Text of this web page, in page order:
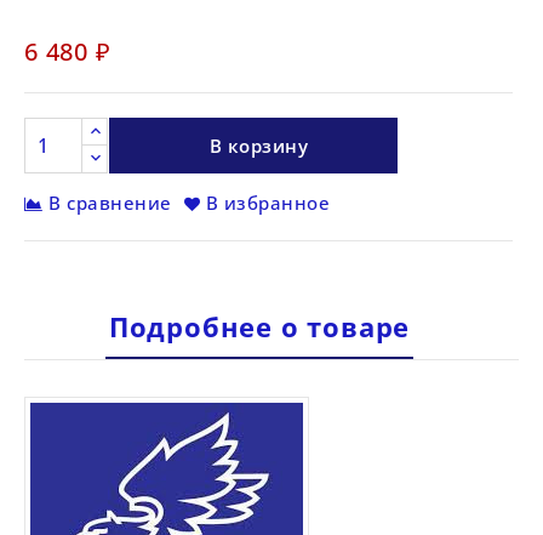
6 480 ₽
В корзину
В сравнение В избранное
Подробнее о товаре